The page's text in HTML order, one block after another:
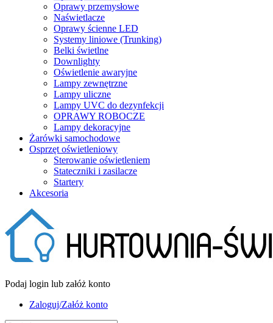
Oprawy przemysłowe
Naświetlacze
Oprawy ścienne LED
Systemy liniowe (Trunking)
Belki świetlne
Downlighty
Oświetlenie awaryjne
Lampy zewnętrzne
Lampy uliczne
Lampy UVC do dezynfekcji
OPRAWY ROBOCZE
Lampy dekoracyjne
Żarówki samochodowe
Osprzęt oświetleniowy
Sterowanie oświetleniem
Stateczniki i zasilacze
Startery
Akcesoria
Podaj login lub załóż konto
Zaloguj/Załóż konto